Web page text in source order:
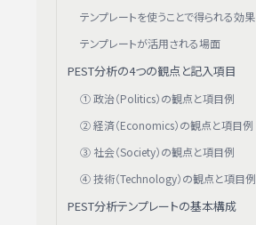
テンプレートを使うことで得られる効果
テンプレートが活用される場面
PEST分析の4つの観点と記入項目
① 政治（Politics）の観点と項目例
② 経済（Economics）の観点と項目例
③ 社会（Society）の観点と項目例
④ 技術（Technology）の観点と項目例
PEST分析テンプレートの基本構成